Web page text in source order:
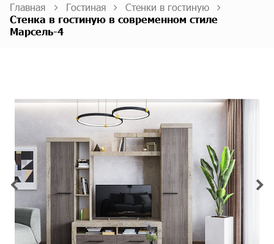
Главная Гостиная
Стенки в гостиную
Стенка в гостиную в современном стиле
Марсель-4